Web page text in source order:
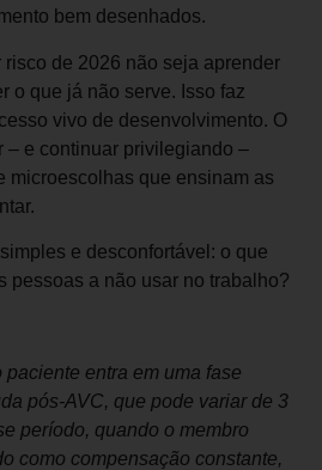
bem desenhados.
risco de 2026 não seja aprender
o que já não serve. Isso faz
vivo de desenvolvimento. O
– e continuar privilegiando –
microescolhas que ensinam as
e desconfortável: o que
pessoas a não usar no trabalho?
paciente entra em uma fase
pós-AVC, que pode variar de 3
período, quando o membro
como compensação constante,